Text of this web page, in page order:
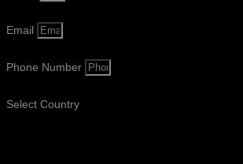
Email
Phone Number
Select Country